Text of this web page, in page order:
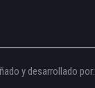
y desarrollado por: